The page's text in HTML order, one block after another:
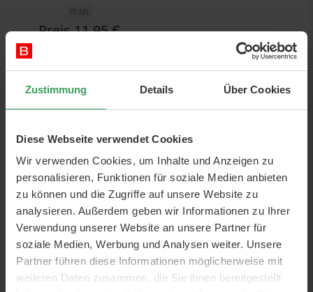
Zustimmung Details Über Cookies
Diese Webseite verwendet Cookies
Wir verwenden Cookies, um Inhalte und Anzeigen zu
personalisieren, Funktionen für soziale Medien anbieten
zu können und die Zugriffe auf unsere Website zu
analysieren. Außerdem geben wir Informationen zu Ihrer
Verwendung unserer Website an unsere Partner für
soziale Medien, Werbung und Analysen weiter. Unsere
Partner führen diese Informationen möglicherweise mit
weiteren Daten zusammen, die Sie ihnen bereitgestellt
75 ML
Preis11,95 €
Moroccanoil